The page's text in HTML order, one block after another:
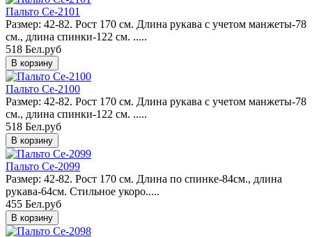
Пальто Ce-2101
Размер: 42-82. Рост 170 см. Длина рукава с учетом манжеты-78
см., длина спинки-122 см. .....
518 Бел.руб
Пальто Ce-2100
Размер: 42-82. Рост 170 см. Длина рукава с учетом манжеты-78
см., длина спинки-122 см. .....
518 Бел.руб
Пальто Ce-2099
Размер: 42-82. Рост 170 см. Длина по спинке-84см., длина
рукава-64см. Стильное укоро.....
455 Бел.руб